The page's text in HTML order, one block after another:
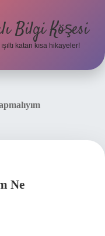
Bilgi Köşesi
katan kısa hikayeler!
Ne